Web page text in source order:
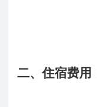
二、住宿费用